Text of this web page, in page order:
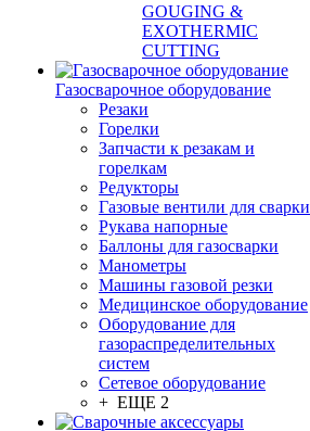
GOUGING &
EXOTHERMIC
CUTTING
Газосварочное оборудование
Резаки
Горелки
Запчасти к резакам и
горелкам
Редукторы
Газовые вентили для сварки
Рукава напорные
Баллоны для газосварки
Манометры
Машины газовой резки
Медицинское оборудование
Оборудование для
газораспределительных
систем
Сетевое оборудование
+ ЕЩЕ 2